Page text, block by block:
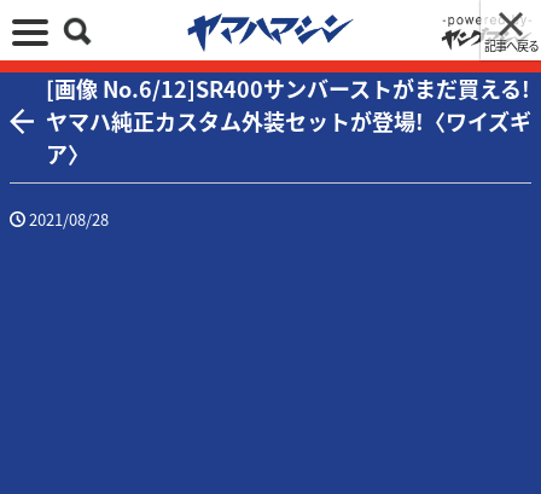
記事へ戻る
[画像 No.6/12]SR400サンバーストがまだ買える!
ヤマハ純正カスタム外装セットが登場!〈ワイズギ
ア〉
2021/08/28